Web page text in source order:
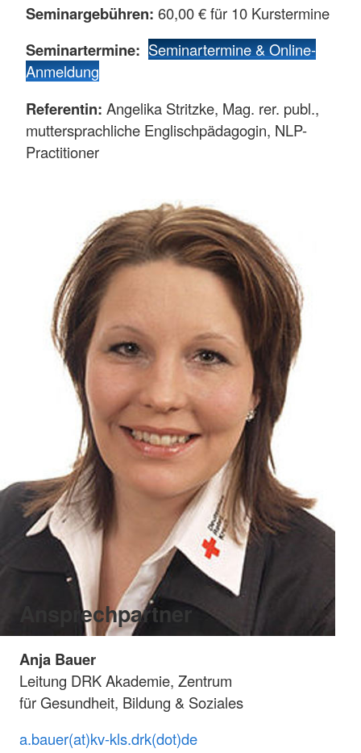
Seminargebühren: 60,00 € für 10 Kurstermine
Seminartermine: Seminartermine & Online-
Anmeldung
Referentin: Angelika Stritzke, Mag. rer. publ.,
muttersprachliche Englischpädagogin, NLP-
Practitioner
Ansprechpartner
Anja Bauer
Leitung DRK Akademie, Zentrum
für Gesundheit, Bildung & Soziales
a.bauer(at)kv-kls.drk(dot)de